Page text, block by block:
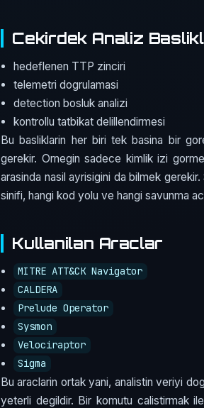
Cekirdek Analiz
hedeflenen TTP zinciri
telemetri dogrulamasi
detection bosluk analizi
kontrollu tatbikat delillendirmesi
Bu basliklarin her biri tek basina bir
gerekir. Ornegin sadece kimlik izi
arasinda nasil ayrisigini da bilmek
sinifi, hangi kod yolu ve hangi savunma
Kullanilan Araclar
MITRE ATT&CK Navigator
CALDERA
Prelude Operator
Sysmon
Velociraptor
Sigma
Bu araclarin ortak yani, analistin veriyi
yeterli degildir. Bir komutu calistirmak